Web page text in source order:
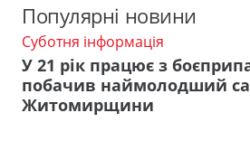
Популярні новини
Суботня інформація
У 21 рік працює з
побачив наймолодший
Житомирщини